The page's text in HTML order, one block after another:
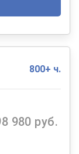
800+ ч.
980 руб.